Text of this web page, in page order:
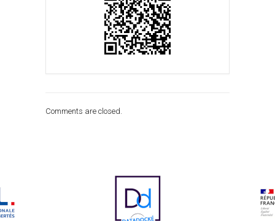
Comments are closed.